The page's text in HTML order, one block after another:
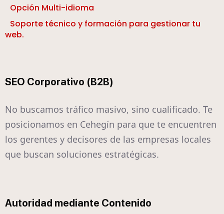
Opción Multi-idioma
Soporte técnico y formación para gestionar tu
web.
SEO Corporativo (B2B)
No buscamos tráfico masivo, sino cualificado. Te
posicionamos en Cehegín para que te encuentren
los gerentes y decisores de las empresas locales
que buscan soluciones estratégicas.
Autoridad mediante Contenido